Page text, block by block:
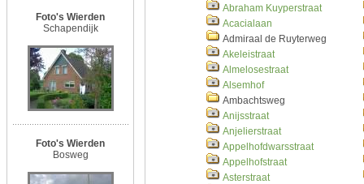
Foto's Wierden
Schapendijk
Foto's Wierden
Bosweg
Abraham Kuyperstraat
Acacialaan
Admiraal de Ruyterweg
Akeleistraat
Almelosestraat
Alsemhof
Ambachtsweg
Anijsstraat
Anjelierstraat
Appelhofdwarsstraat
Appelhofstraat
Asterstraat